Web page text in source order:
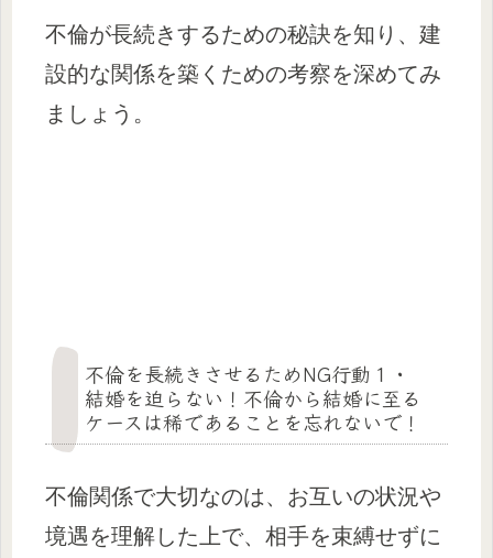
不倫が長続きするための秘訣を知り、建
設的な関係を築くための考察を深めてみ
ましょう。
不倫を長続きさせるためNG行動１・
結婚を迫らない！不倫から結婚に至る
ケースは稀であることを忘れないで！
不倫関係で大切なのは、お互いの状況や
境遇を理解した上で、相手を束縛せずに